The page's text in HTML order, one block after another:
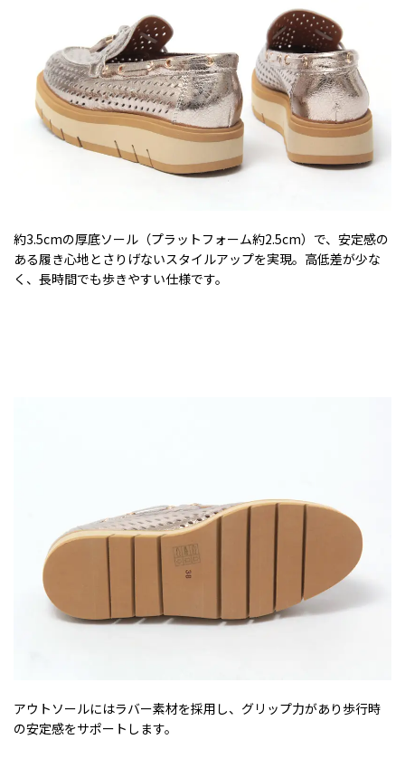
約3.5cmの厚底ソール（プラットフォーム約2.5cm）で、安定感の
ある履き心地とさりげないスタイルアップを実現。高低差が少な
く、長時間でも歩きやすい仕様です。
アウトソールにはラバー素材を採用し、グリップ力があり歩行時
の安定感をサポートします。